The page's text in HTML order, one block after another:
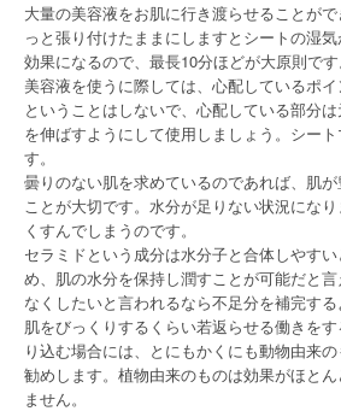
大量の美容液をお肌に行き渡らせることが
っと張り付けたままにしますとシートの湿
効果になるので、最長10分ほどが大原則です
美容液を使うに際しては、心配しているポ
ということはしないで、心配している部分
を伸ばすようにして使用しましょう。シー
す。
曇りのない肌を求めているのであれば、肌
ことが大切です。水分が足りない状況にな
くすんでしまうのです。
セラミドという成分は水分子と合体しやす
め、肌の水分を保持し潤すことが可能だと
なくしたいと言われるなら不足分を補完する
肌をびっくりするくらい若返らせる働きを
り込む場合には、とにもかくにも動物由来
勧めします。植物由来のものは効果がほと
ません。